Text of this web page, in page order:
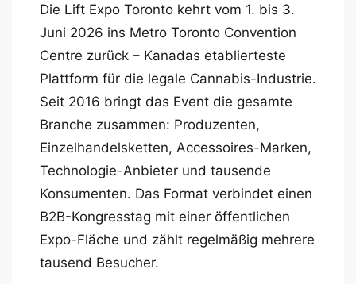
Die Lift Expo Toronto kehrt vom 1. bis 3.
Juni 2026 ins Metro Toronto Convention
Centre zurück – Kanadas etablierteste
Plattform für die legale Cannabis-Industrie.
Seit 2016 bringt das Event die gesamte
Branche zusammen: Produzenten,
Einzelhandelsketten, Accessoires-Marken,
Technologie-Anbieter und tausende
Konsumenten. Das Format verbindet einen
B2B-Kongresstag mit einer öffentlichen
Expo-Fläche und zählt regelmäßig mehrere
tausend Besucher.